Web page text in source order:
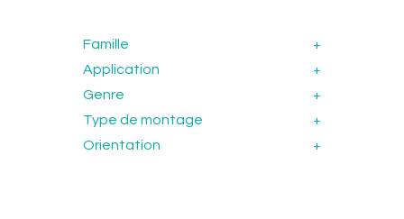
Famille
+
Application
+
Genre
+
Type de montage
+
Orientation
+